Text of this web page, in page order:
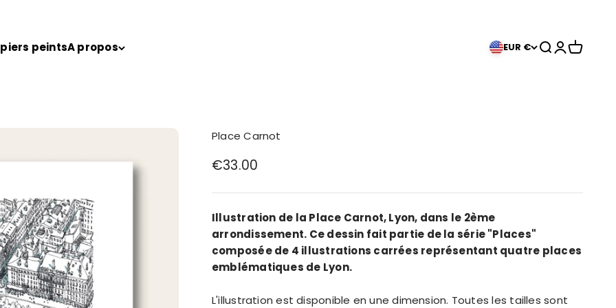
peintsA propos EUR € Ouvrir la
Ouvrir le
Voir le
Place Carnot
Prix de vente
€33.00
Illustration de la Place Carnot, Lyon, dans le 2ème
arrondissement. Ce dessin fait partie de la série "Places"
composée de 4 illustrations carrées représentant quatre places
emblématiques de Lyon.
L'illustration est disponible en une dimension. Toutes les tailles sont